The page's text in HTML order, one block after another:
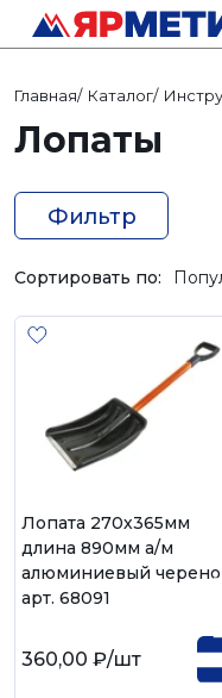
Главная/ Каталог/
Лопаты
Фильтр
Сортировать по:
Лопата 270х365мм
длина 890мм а/м
алюминиевый
арт. 68091
360,00 ₽/шт